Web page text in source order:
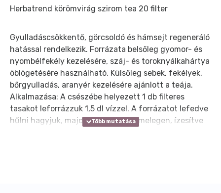
Herbatrend körömvirág szirom tea 20 filter
Gyulladáscsökkentő, görcsoldó és hámsejt regeneráló
hatással rendelkezik. Forrázata belsőleg gyomor- és
nyombélfekély kezelésére, száj- és toroknyálkahártya
öblögetésére használható. Külsőleg sebek, fekélyek,
bőrgyulladás, aranyér kezelésére ajánlott a teája.
Alkalmazása: A csészébe helyezett 1 db filteres
tasakot leforrázzuk 1,5 dl vízzel. A forrázatot lefedve
hűlni hagyjuk, majd hidegen vagy melegen, ízesítve